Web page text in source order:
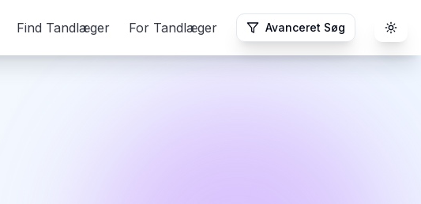
Find Tandlæger For Tandlæger Avanceret Søg